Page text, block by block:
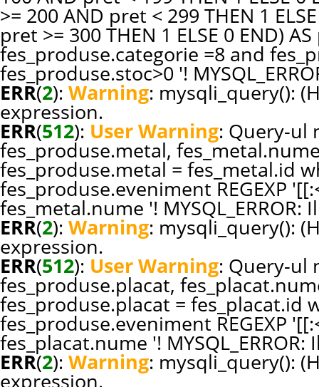
>= 200 AND pret < 299 THEN 1
pret >= 300 THEN 1 ELSE 0 END)
fes_produse.categorie =8 and
fes_produse.stoc>0 '!
ERR(2): Warning: mysqli_query():
expression.
ERR(512): User Warning: Query-ul
fes_produse.metal,
fes_produse.metal = fes_metal.id
fes_produse.eveniment REGEXP
fes_metal.nume '!
ERR(2): Warning: mysqli_query():
expression.
ERR(512): User Warning: Query-ul
fes_produse.placat,
fes_produse.placat = fes_placat.id
fes_produse.eveniment REGEXP
fes_placat.nume '!
ERR(2): Warning: mysqli_query():
expression.